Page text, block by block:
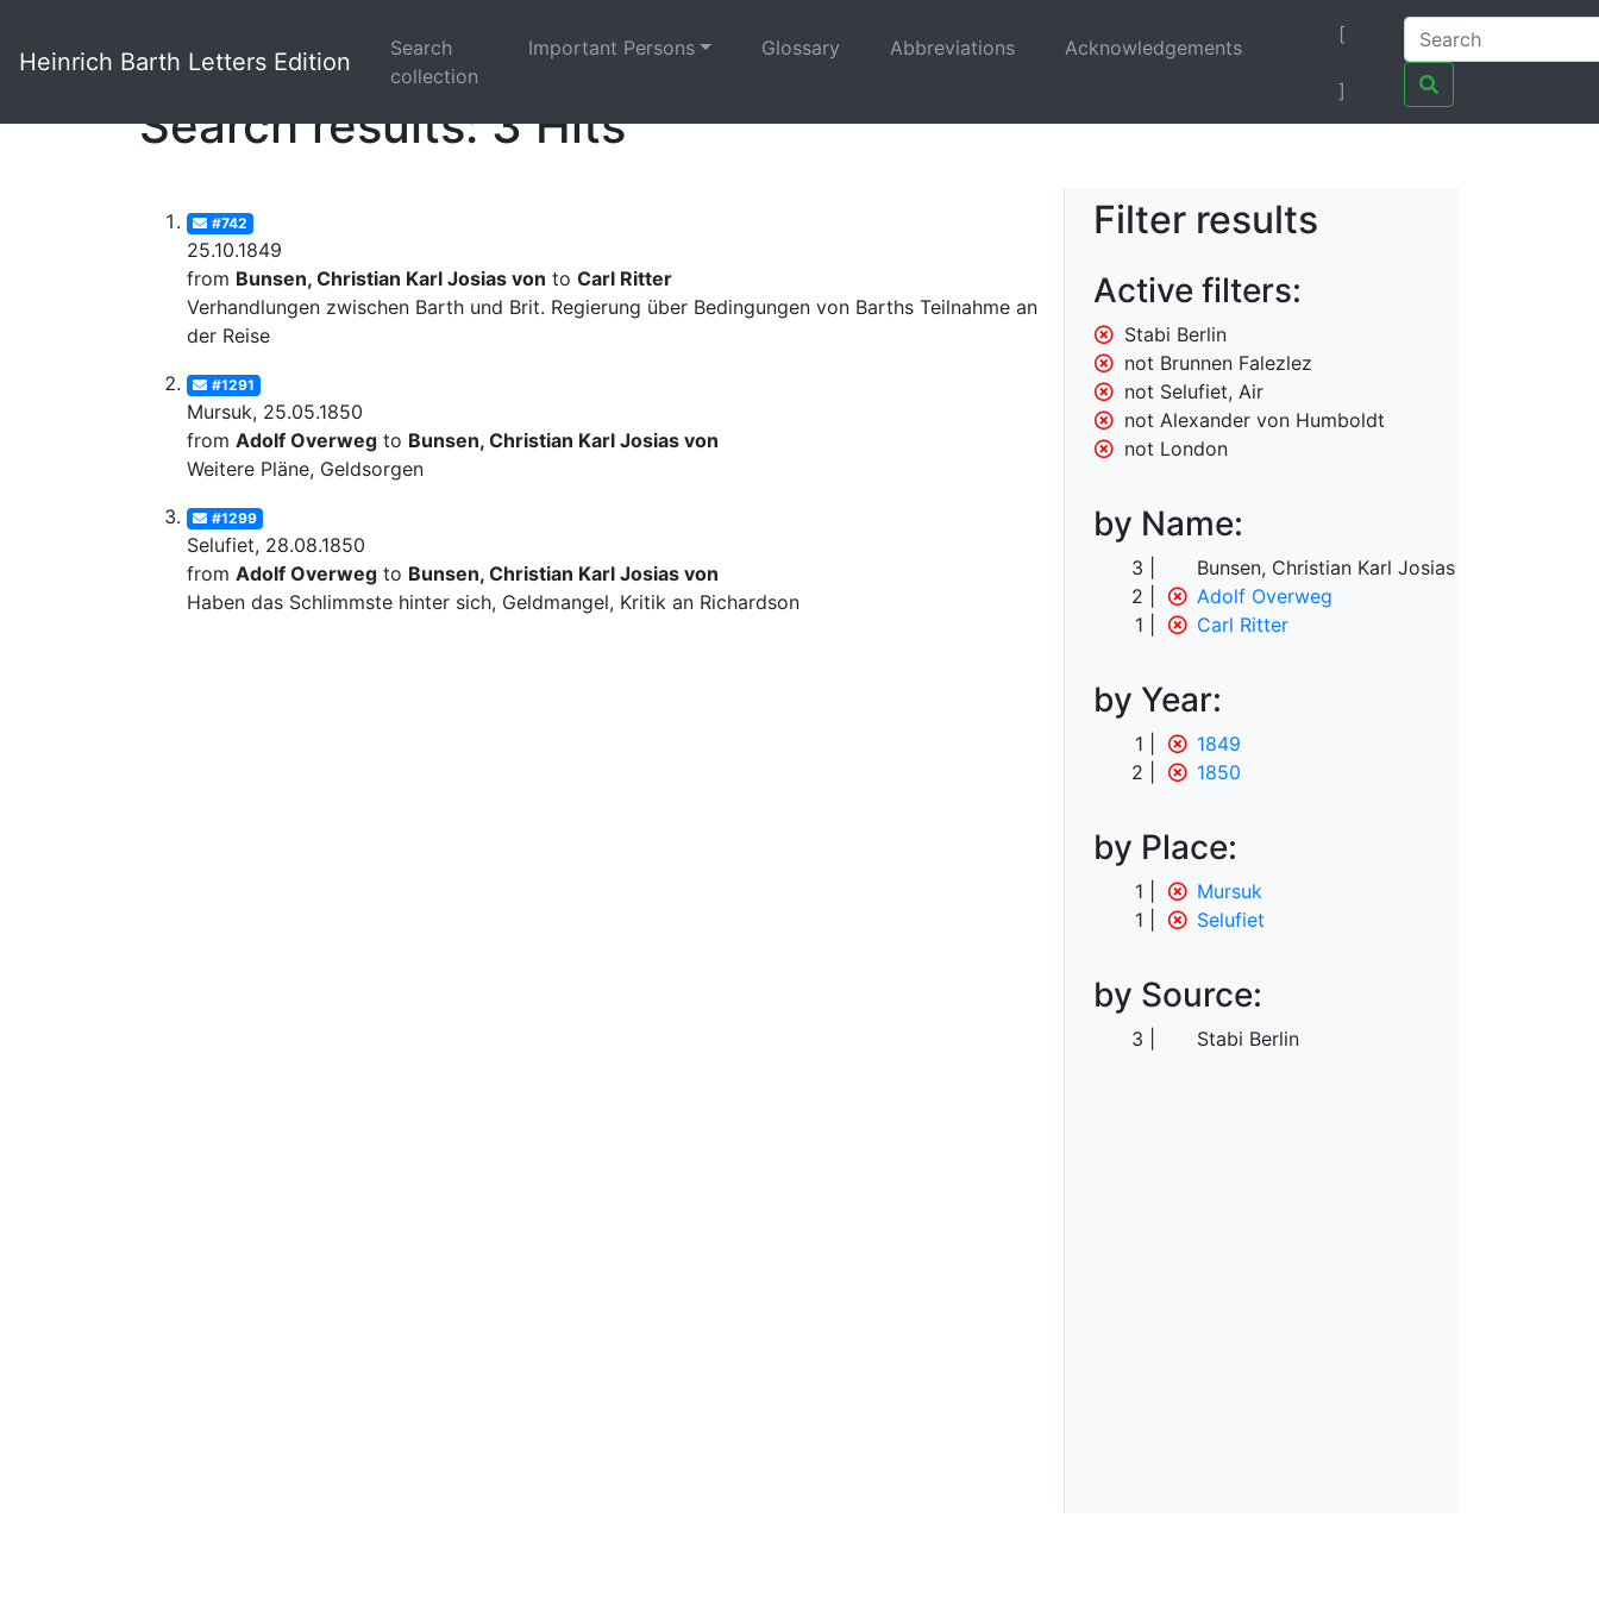
Heinrich Barth Letters Edition
Search
collection
Important Persons Glossary Abbreviations Acknowledgements
[
]
Search results: 3 Hits
#742
25.10.1849
from Bunsen, Christian Karl Josias von to Carl Ritter
Verhandlungen zwischen Barth und Brit. Regierung über Bedingungen von Barths Teilnahme an
der Reise
#1291
Mursuk, 25.05.1850
from Adolf Overweg to Bunsen, Christian Karl Josias von
Weitere Pläne, Geldsorgen
#1299
Selufiet, 28.08.1850
from Adolf Overweg to Bunsen, Christian Karl Josias von
Haben das Schlimmste hinter sich, Geldmangel, Kritik an Richardson
Filter results
Active filters:
Stabi Berlin
not Brunnen Falezlez
not Selufiet, Air
not Alexander von Humboldt
not London
by Name:
3
Bunsen, Christian Karl Josias von
2
Adolf Overweg
1
Carl Ritter
by Year:
1
1849
2
1850
by Place:
1
Mursuk
1
Selufiet
by Source:
3 Stabi Berlin